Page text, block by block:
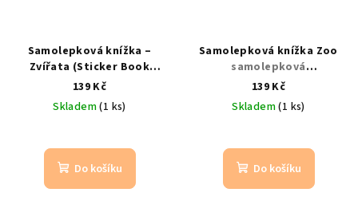
Samolepková knížka –
Zvířata (Sticker Book
Animals)samolepková
knížka se zvířaty a
anglickými slovíčky
139 Kč
Skladem(1 ks)
Do košíku
Samolepková knížka Zoo
samolepková
dobrodružství v
zoologické zahradě
139 Kč
Skladem(1 ks)
Do košíku